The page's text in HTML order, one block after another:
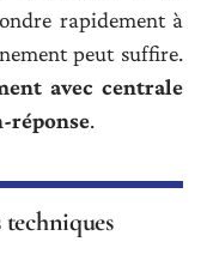
rapidement à
peut suffire.
avec centrale
réponse.